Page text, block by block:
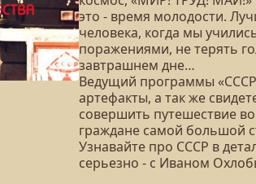
это - время молодости.
человека, когда мы
поражениями, не терять
завтрашнем дне…
Ведущий программы
артефакты, а так же
совершить путешествие
граждане самой большой
Узнавайте про СССР в
серьезно - с Иваном